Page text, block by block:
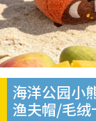
海洋公园小
渔夫帽/毛绒